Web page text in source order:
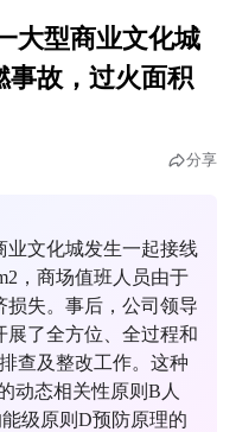
大型商业文化城
事故，过火面积
分享
业文化城发生一起接线
，商场值班人员由于
损失。事后，公司领导
展了全方位、全过程和
查及整改工作。这种
动态相关性原则B人
级原则D预防原理的